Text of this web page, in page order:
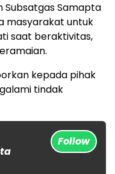
Subsatgas Samapta
masyarakat untuk
saat beraktivitas,
kepada pihak
tindak
Follow